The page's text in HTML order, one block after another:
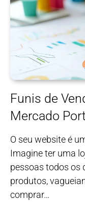
Funis de
Mercado
O seu website é
Imagine ter uma
pessoas todos os
produtos,
comprar…